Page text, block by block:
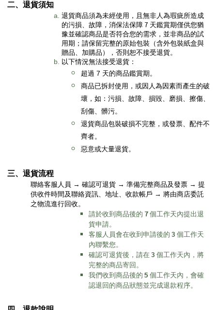
二、 退貨須知
退貨商品須為未經使用，且無非人為瑕疵所造成
的污損、故障，消保法保障 7 天鑑賞期僅供您猶
豫並確認商品是否符合您的需求，並非商品的試
用期；請保留完整的原始包裝（含外包裝紙盒與
贈品、加購品），否則恕不接受退貨。
以下情況無法接受退貨：
超過 7 天的商品鑑賞期。
商品已拆封使用，或因人為因素而產生的破
壞，如：污損、故障、損毀、磨損、擦傷、
刮傷、髒污。
退貨商品包裝破損不完整，或發票、配件不
齊者。
惡意或大量退貨。
三、 退貨流程
聯絡客服人員 → 確認可退貨 → 準備完整商品及發票 → 提
供收件時間及聯絡資訊、地址、收款帳戶 → 將由商店委託
之物流進行回收。
請於收到商品後的 7個工作天內提出退
貨申請。
客服人員會在收到申請後的 3 個工作天
內聯繫您。
確認可退貨後，請在3 個工作天內，將
完整的商品寄回。
我們收到商品後的 5 個工作天內，會確
認退回的商品狀態並完成退款程序。